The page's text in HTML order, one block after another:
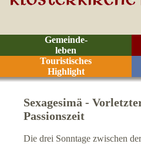
Videoarchiv
Kontakt
Gemeinde-
leben
Touristisches
Highlight
Sexagesimä -
Passionszeit
Die drei Sonntage zwischen